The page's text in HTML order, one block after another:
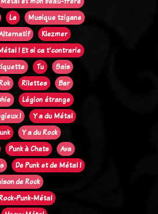
La
Musique tzigane
Klezmer
! Et si ca t'contrarie
Tu
Sais
Rilettes
Bar
Légion étrange
!
Y a du Métal
Y a du Rock
Punk à Chats
Ava
De Punk et de Métal !
de Rock
Punk-Métal